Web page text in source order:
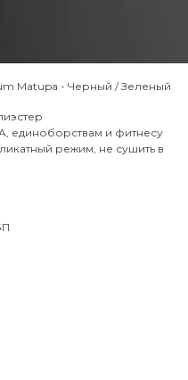
Matupa - Черный / Зеленый
единоборствам и фитнесу
режим, не сушить в